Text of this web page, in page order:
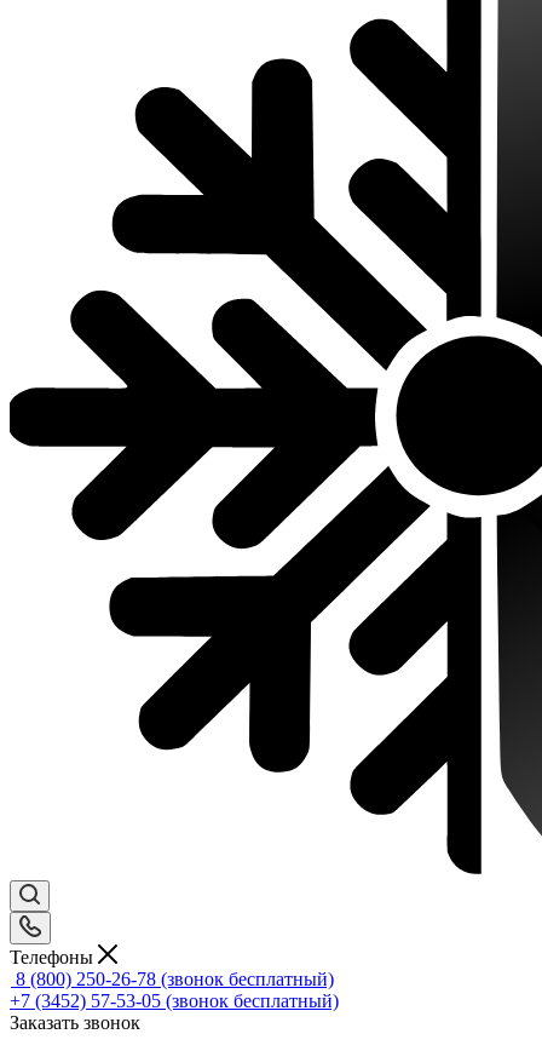
Телефоны
8 (800) 250-26-78 (звонок бесплатный)
+7 (3452) 57-53-05 (звонок бесплатный)
Заказать звонок